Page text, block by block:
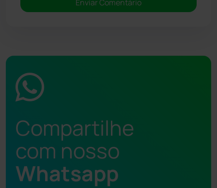
Compartilhe
com nosso
Whatsapp